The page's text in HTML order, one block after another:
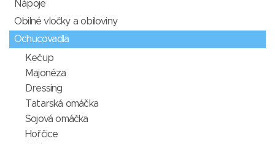
Nápoje
Obilné vločky a obiloviny
Ochucovadla
Kečup
Majonéza
Dressing
Tatarská omáčka
Sojová omáčka
Hořčice